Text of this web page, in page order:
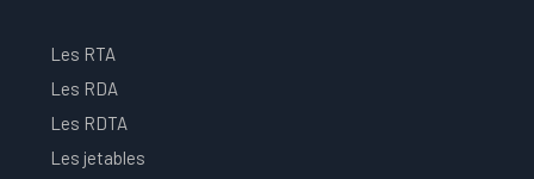
Les RTA
Les RDA
Les RDTA
Les jetables